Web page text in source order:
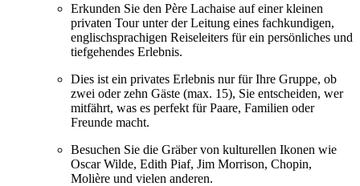
Erkunden Sie den Père Lachaise auf einer kleinen
privaten Tour unter der Leitung eines fachkundigen,
englischsprachigen Reiseleiters für ein persönliches und
tiefgehendes Erlebnis.
Dies ist ein privates Erlebnis nur für Ihre Gruppe, ob
zwei oder zehn Gäste (max. 15), Sie entscheiden, wer
mitfährt, was es perfekt für Paare, Familien oder
Freunde macht.
Besuchen Sie die Gräber von kulturellen Ikonen wie
Oscar Wilde, Edith Piaf, Jim Morrison, Chopin,
Molière und vielen anderen.